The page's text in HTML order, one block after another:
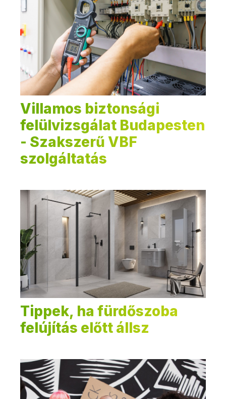
Villamos biztonsági
felülvizsgálat Budapesten
- Szakszerű VBF
szolgáltatás
Tippek, ha fürdőszoba
felújítás előtt állsz